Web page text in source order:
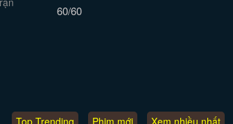
60/60
Top Trending Phim mới Xem nhiều nhất